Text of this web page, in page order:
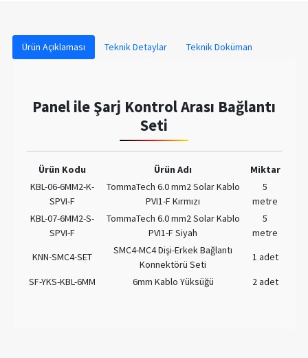
Ürün Açıklaması Teknik Detaylar Teknik Doküman
Panel ile Şarj Kontrol Arası Bağlantı
Seti
Ürün Kodu Ürün Adı
Miktar
KBL-06-6MM2-K-
SPVI-F
TommaTech 6.0 mm2 Solar Kablo
PVI1-F Kırmızı
5
metre
KBL-07-6MM2-S-
SPVI-F
TommaTech 6.0 mm2 Solar Kablo
PVI1-F Siyah
5
metre
KNN-SMC4-SET
SMC4-MC4 Dişi-Erkek Bağlantı
Konnektörü Seti
1 adet
SF-YKS-KBL-6MM
6mm Kablo Yüksüğü 2 adet